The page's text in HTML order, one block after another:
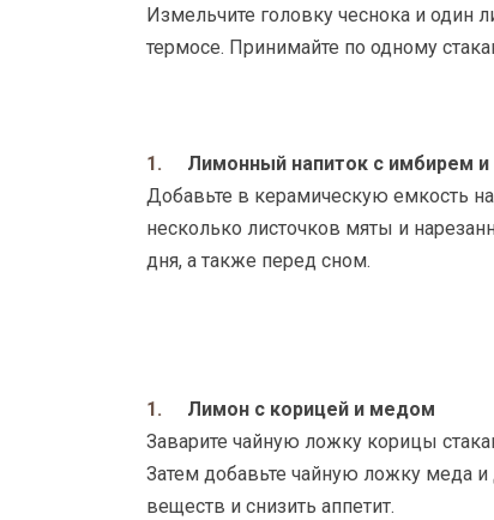
Измельчите головку чеснока и один
термосе. Принимайте по одному
Лимонный напиток с имбирем и
Добавьте в керамическую емкость
несколько листочков мяты и
дня, а также перед сном.
Лимон с корицей и медом
Заварите чайную ложку корицы
Затем добавьте чайную ложку меда
веществ и снизить аппетит.